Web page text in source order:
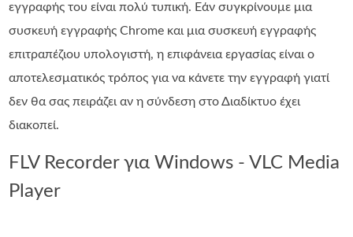
εγγραφής του είναι πολύ τυπική. Εάν συγκρίνουμε μια
συσκευή εγγραφής Chrome και μια συσκευή εγγραφής
επιτραπέζιου υπολογιστή, η επιφάνεια εργασίας είναι ο
αποτελεσματικός τρόπος για να κάνετε την εγγραφή γιατί
δεν θα σας πειράζει αν η σύνδεση στο Διαδίκτυο έχει
διακοπεί.
FLV Recorder για Windows - VLC Media
Player